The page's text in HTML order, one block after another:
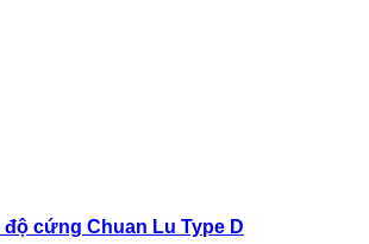
cứng Chuan Lu Type D